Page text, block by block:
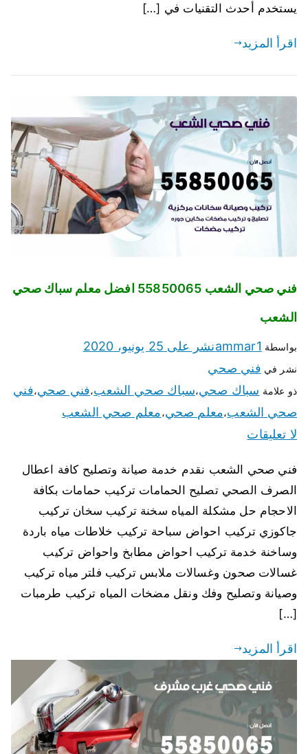
يستخدم أحدث التقنيات في […]
اقرأ المزيد
فني صحي الشعب 55850065 افضل معلم سباك صحي
الشعب
بواسطة ammar1نشر على 25 يونيو، 2020
نشر في فني صحي
ذو علامة سباك صحي،سباك صحي الشعب،فني صحي،فني
صحي الشعب،معلم صحي،معلم صحي الشعب
لا تعليقات
فني صحي الشعب نقدم خدمة صيانة وتصليح كافة اعطال
الصرف الصحي تصليح الحمامات تركيب حمامات بكافة
الاحجام حل مشكلة المياه سخنة تركيب سخان تركيب
جاكوزي تركيب احواض سباحة تركيب خلاطات مياه باردة
وساخنة خدمة تركيب احواض مطابخ واحواض تركيب
غسالات صحون وغسالات ملابس تركيب فلتر مياه تركيب
وصيانة وتصليح وفك ونقل مضخات المياه تركيب طرمبات
[…]
اقرأ المزيد